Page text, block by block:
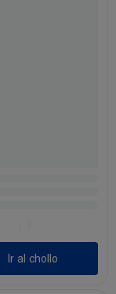
Ir al chollo